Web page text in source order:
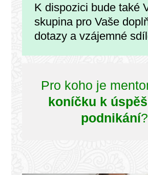
K dispozici bude také
skupina pro Vaše
dotazy a vzájemné
Pro koho je
koníčku k
podnikání?